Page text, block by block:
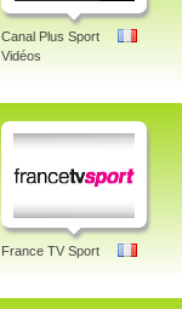
Canal Plus Sport
Vidéos
France TV Sport